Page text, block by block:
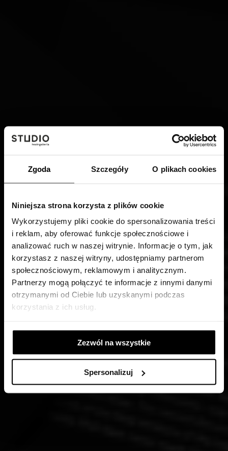
Zgoda Szczegóły O plikach cookies
Niniejsza strona korzysta z plików cookie
Wykorzystujemy pliki cookie do spersonalizowania treści
i reklam, aby oferować funkcje społecznościowe i
analizować ruch w naszej witrynie. Informacje o tym, jak
korzystasz z naszej witryny, udostępniamy partnerom
społecznościowym, reklamowym i analitycznym.
Partnerzy mogą połączyć te informacje z innymi danymi
otrzymanymi od Ciebie lub uzyskanymi podczas
korzystania z ich usług.
Zezwól na wszystkie
Spersonalizuj
PŁYTA CD Z MUZYKĄ ZE
SPEKTAKLU KRASZ
AUTOR: JACEK SIENKIEWICZ
ONLINE